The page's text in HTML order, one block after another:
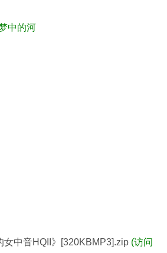
中的河
女中音HQII》[320KBMP3].zip (访问